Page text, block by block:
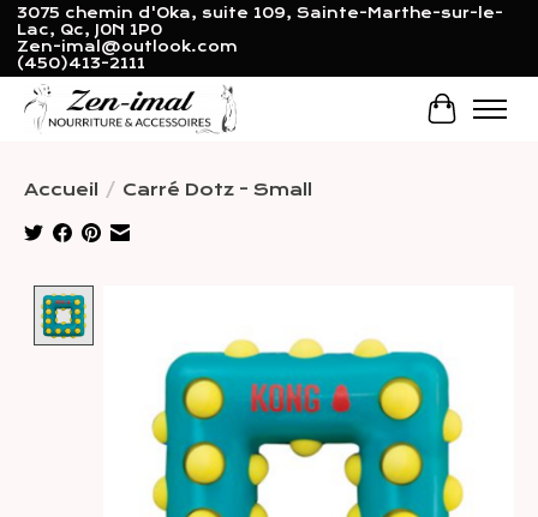
3075 chemin d'Oka, suite 109, Sainte-Marthe-sur-le-
Lac, Qc, J0N 1P0
Zen-imal@outlook.com
(450)413-2111
Panier
Accueil / Carré Dotz - Small